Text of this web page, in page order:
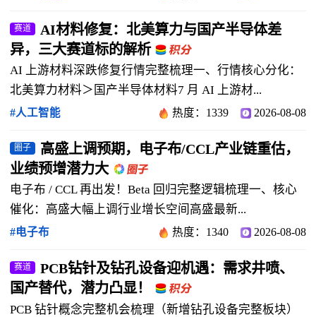
赛道
AI材料修复：北美算力与国产半导体差
异，三大赛道标的解析
AI 上游材料深跌修复行情完整梳理一、行情核心分化：
北美算力材料＞国产半导体材料7 月 AI 上游材...
#人工智能 热度：1339 2026-08-08
圈子
高盛上调预期，电子布/CCL产业链重估，
业绩预增潜力大
电子布 / CCL 再出发！Beta 回归完整逻辑梳理一、核心
催化：高盛大幅上调行业增长空间高盛最新...
#电子布 热度：1340 2026-08-08
赛道
PCB钻针及钻孔设备迎机遇：需求井喷、
国产替代，潜力凸显！
PCB 钻针概念完整机会梳理（新增钻孔设备完整板块）